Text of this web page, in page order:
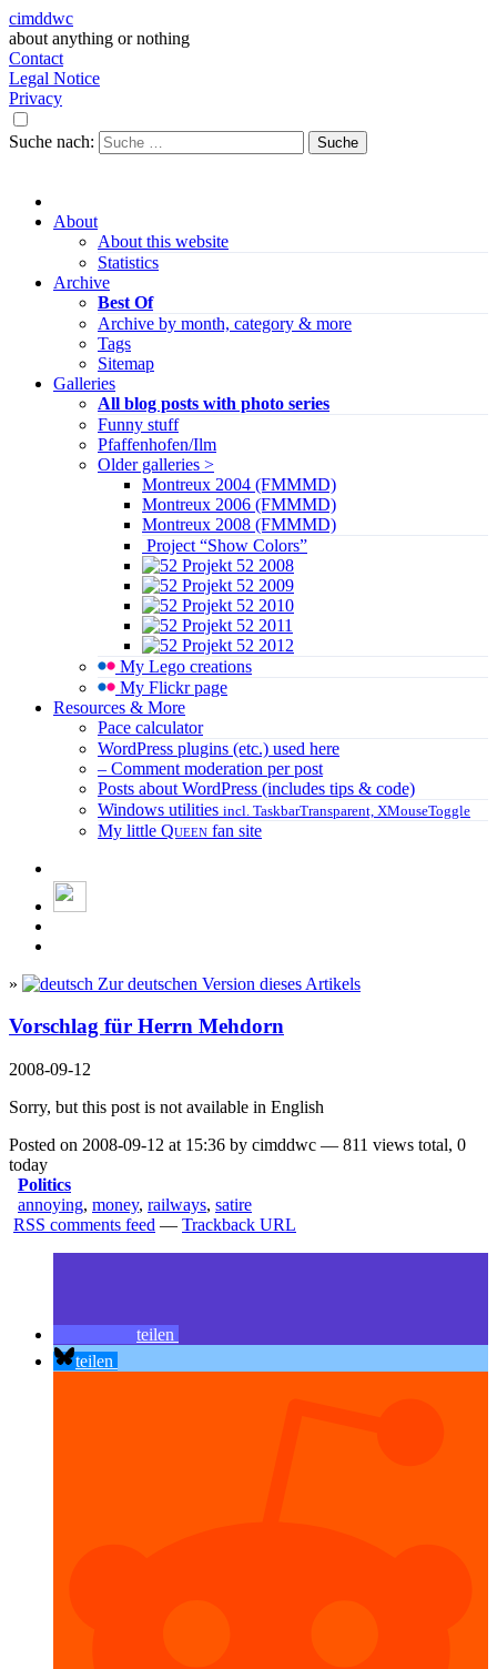
cimddwc
about anything or nothing
Contact
Legal Notice
Privacy
Suche nach:
About
About this website
Statistics
Archive
Best Of
Archive by month, category & more
Tags
Sitemap
Galleries
All blog posts with photo series
Funny stuff
Pfaffenhofen/Ilm
Older galleries >
Montreux 2004 (FMMMD)
Montreux 2006 (FMMMD)
Montreux 2008 (FMMMD)
Project “Show Colors”
Projekt 52 2008
Projekt 52 2009
Projekt 52 2010
Projekt 52 2011
Projekt 52 2012
My Lego creations
My Flickr page
Resources & More
Pace calculator
WordPress plugins (etc.) used here
– Comment moderation per post
Posts about WordPress (includes tips & code)
Windows utilities incl. TaskbarTransparent, XMouseToggle
My little Queen fan site
» Zur deutschen Version dieses Artikels
Vorschlag für Herrn Mehdorn
2008-09-12
Sorry, but this post is not available in English
Posted on 2008-09-12 at 15:36 by cimddwc — 811 views total, 0
today
Politics
annoying, money, railways, satire
RSS comments feed — Trackback URL
teilen
teilen